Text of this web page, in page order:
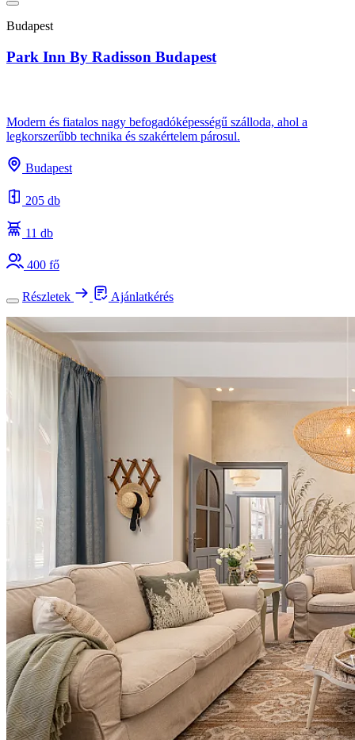
Budapest
Park Inn By Radisson Budapest
Modern és fiatalos nagy befogadóképességű szálloda, ahol a
legkorszerűbb technika és szakértelem párosul.
Budapest
205 db
11 db
400 fő
Részletek Ajánlatkérés